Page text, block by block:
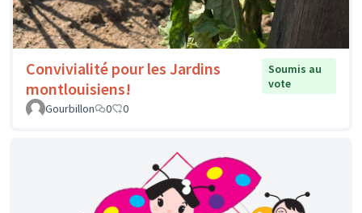
Convivialité pour les Jardins
montlouisiens!
Soumis au
vote
Gourbillon
0 0